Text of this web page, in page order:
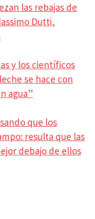
las rebajas de
Dutti,
y los científicos
se hace con
agua”
que los
resulta que las
debajo de ellos